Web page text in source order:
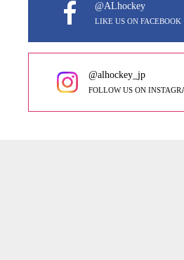
@ALhockey
LIKE US ON FACEBOOK
@alhockey_jp
FOLLOW US ON